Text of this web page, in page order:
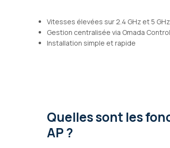
Vitesses élevées sur 2.4 GHz et 5 GHz
Gestion centralisée via Omada
Installation simple et rapide
Quelles sont les
AP ?